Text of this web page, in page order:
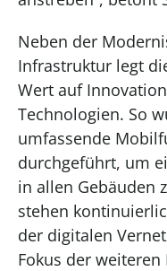
Neben der
Infrastruktur legt
Wert auf
Technologien. So
umfassende
durchgeführt, um
in allen Gebäuden
stehen
der digitalen
Fokus der